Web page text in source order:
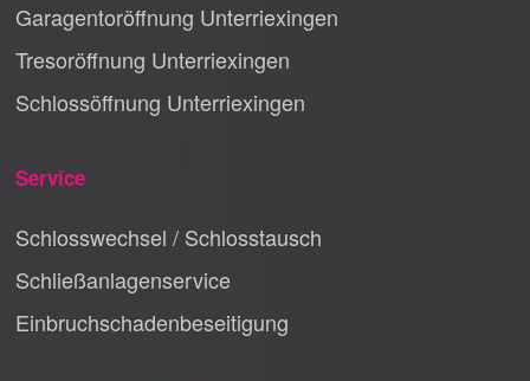
Garagentoröffnung Unterriexingen
Tresoröffnung Unterriexingen
Schlossöffnung Unterriexingen
Service
Schlosswechsel / Schlosstausch
Schließanlagenservice
Einbruchschadenbeseitigung